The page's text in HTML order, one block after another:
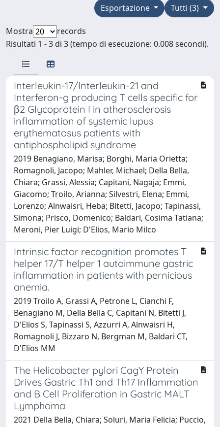
Tutti (3)
Esportazione
Mostra
records
Risultati 1 - 3 di 3 (tempo di esecuzione: 0.008 secondi).
Interleukin-17/Interleukin-21 and
Interferon-g producing T cells specific for
β2 Glycoprotein I in atherosclerosis
inflammation of systemic lupus
erythematosus patients with
antiphospholipid syndrome
2019 Benagiano, Marisa; Borghi, Maria Orietta;
Romagnoli, Jacopo; Mahler, Michael; Della Bella,
Chiara; Grassi, Alessia; Capitani, Nagaja; Emmi,
Giacomo; Troilo, Arianna; Silvestri, Elena; Emmi,
Lorenzo; Alnwaisri, Heba; Bitetti, Jacopo; Tapinassi,
Simona; Prisco, Domenico; Baldari, Cosima Tatiana;
Meroni, Pier Luigi; D'Elios, Mario Milco
Intrinsic factor recognition promotes T
helper 17/T helper 1 autoimmune gastric
inflammation in patients with pernicious
anemia.
2019 Troilo A, Grassi A, Petrone L, Cianchi F,
Benagiano M, Della Bella C, Capitani N, Bitetti J,
D'Elios S, Tapinassi S, Azzurri A, Alnwaisri H,
Romagnoli J, Bizzaro N, Bergman M, Baldari CT,
D'Elios MM
The Helicobacter pylori CagY Protein
Drives Gastric Th1 and Th17 Inflammation
and B Cell Proliferation in Gastric MALT
Lymphoma
2021 Della Bella, Chiara; Soluri, Maria Felicia; Puccio,